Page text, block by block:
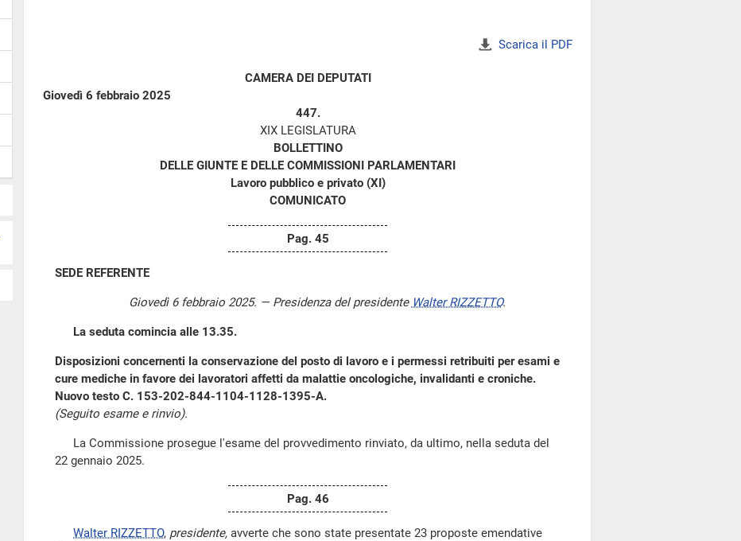
Scarica il PDF
CAMERA DEI DEPUTATI
Giovedì 6 febbraio 2025
447.
XIX LEGISLATURA
BOLLETTINO
DELLE GIUNTE E DELLE COMMISSIONI PARLAMENTARI
Lavoro pubblico e privato (XI)
COMUNICATO
Pag. 45
SEDE REFERENTE
Giovedì 6 febbraio 2025. — Presidenza del presidente Walter RIZZETTO.
La seduta comincia alle 13.35.
Disposizioni concernenti la conservazione del posto di lavoro e i permessi retribuiti per esami e
cure mediche in favore dei lavoratori affetti da malattie oncologiche, invalidanti e croniche.
Nuovo testo C. 153-202-844-1104-1128-1395-A.
(Seguito esame e rinvio).
La Commissione prosegue l'esame del provvedimento rinviato, da ultimo, nella seduta del
22 gennaio 2025.
Pag. 46
Walter RIZZETTO, presidente, avverte che sono state presentate 23 proposte emendative